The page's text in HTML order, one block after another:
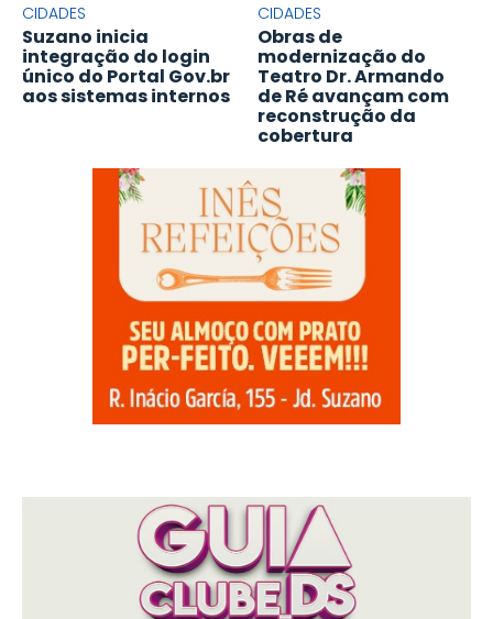
CIDADES
Suzano inicia
integração do login
único do Portal Gov.br
aos sistemas internos
CIDADES
Obras de
modernização do
Teatro Dr. Armando
de Ré avançam com
reconstrução da
cobertura